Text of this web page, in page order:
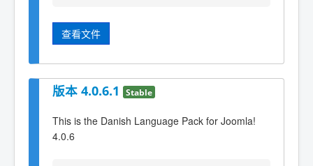
查看文件
版本 4.0.6.1 Stable
This is the Danish Language Pack for Joomla!
4.0.6